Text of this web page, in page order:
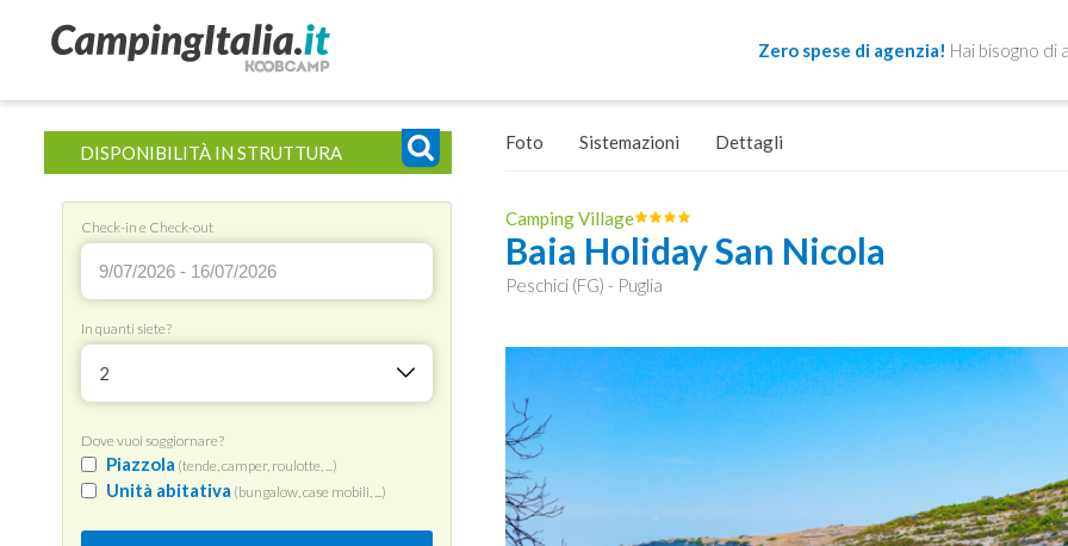
Zero spese di agenzia! Hai bisogno di
DISPONIBILITÀ IN STRUTTURA
Check-in e Check-out
In quanti siete?
2
Dove vuoi soggiornare?
Piazzola (tende, camper, roulotte, ...)
Unità abitativa (bungalow, case mobili, ...)
Foto Sistemazioni Dettagli
Camping Village
Baia Holiday San Nicola
Peschici (FG) - Puglia